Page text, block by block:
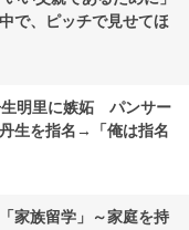
で、ピッチで見せてほ
生明里に嫉妬 パンサー
生を指名→「俺は指名
家族留学」～家庭を持